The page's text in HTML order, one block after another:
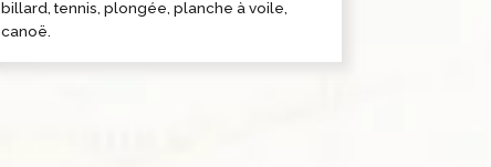
billard, tennis, plongée, planche à voile,
canoë.